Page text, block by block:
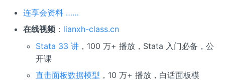
连享会资料 ……
在线视频： lianxh-class.cn
Stata 33 讲 ，100 万+ 播放，Stata 入门必备，公
开课
直击面板数据模型 ，10 万+ 播放，白话面板模